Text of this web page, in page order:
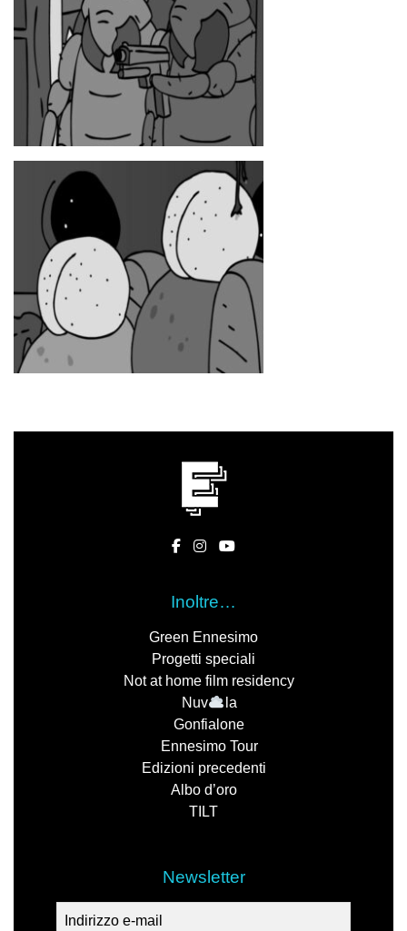
Inoltre…
Green Ennesimo
Progetti speciali
Not at home film residency
Nuv
la
Gonfialone
Ennesimo Tour
Edizioni precedenti
Albo d’oro
TILT
Newsletter